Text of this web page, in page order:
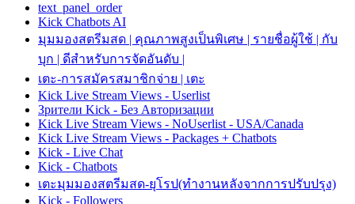
text_panel_order
Kick Chatbots AI
มุมมองสตรีมสด | คุณภาพสูงเป็นพิเศษ | รายชื่อผู้ใช้ | กับ
บุก | ดีสำหรับการจัดอันดับ |
เตะ-การสมัครสมาชิกจ่าย | เตะ
Kick Live Stream Views - Userlist
Зрители Kick - Без Авторизации
Kick Live Stream Views - NoUserlist - USA/Canada
Kick Live Stream Views - Packages + Chatbots
Kick - Live Chat
Kick - Chatbots
เตะมุมมองสตรีมสด-ยุโรป(ทำงานหลังจากการปรับปรุง)
Kick - Followers